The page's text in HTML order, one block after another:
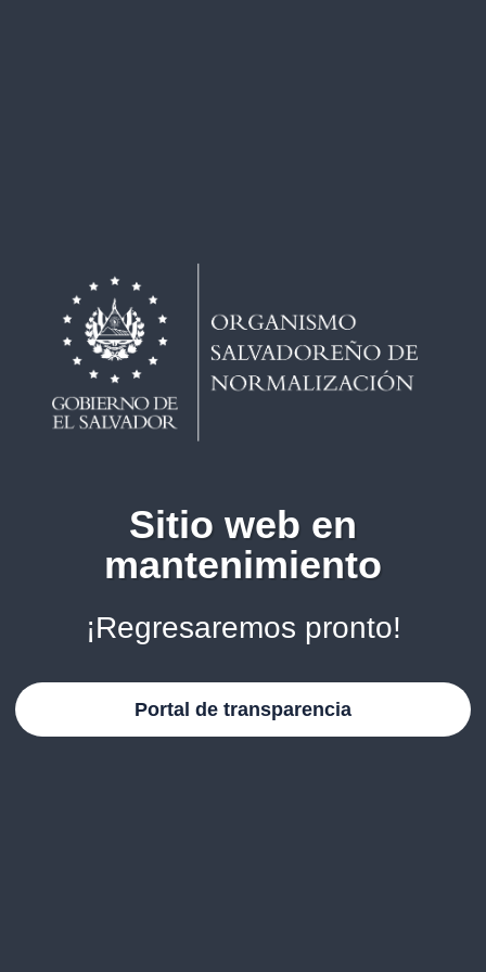
Sitio web en
mantenimiento
¡Regresaremos pronto!
Portal de transparencia